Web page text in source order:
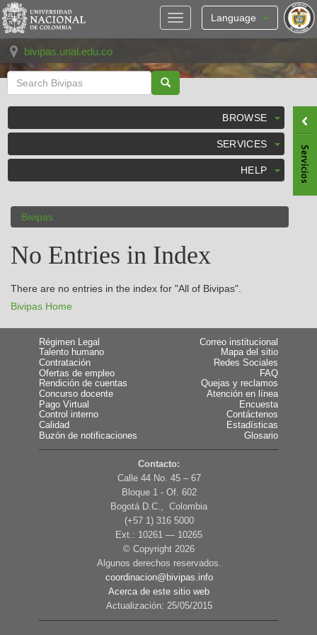
Skip
navigation
Language
bivipas.unal.edu.co
BROWSE
SERVICES
HELP
Bivipas
No Entries in Index
There are no entries in the index for "All of Bivipas".
Bivipas Home
Régimen Legal
Talento humano
Contratación
Ofertas de empleo
Rendición de cuentas
Concurso docente
Pago Virtual
Control interno
Calidad
Buzón de notificaciones
Correo institucional
Mapa del sitio
Redes Sociales
FAQ
Quejas y reclamos
Atención en línea
Encuesta
Contáctenos
Estadísticas
Glosario
Contacto:
Calle 44 No. 45 – 67
Bloque 1 - Of. 602
Bogotá D.C., Colombia
(+57 1) 316 5000
Ext.: 10261 — 10265
© Copyright 2026
Algunos derechos reservados.
coordinacion@bivipas.info
Acerca de este sitio web
Actualización: 25/05/2015